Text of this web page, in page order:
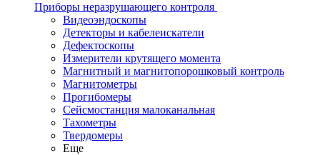
Приборы неразрушающего контроля
Видеоэндоскопы
Детекторы и кабелеискатели
Дефектоскопы
Измерители крутящего момента
Магнитный и магнитопорошковый контроль
Магнитометры
Прогибомеры
Сейсмостанция малоканальная
Тахометры
Твердомеры
Еще